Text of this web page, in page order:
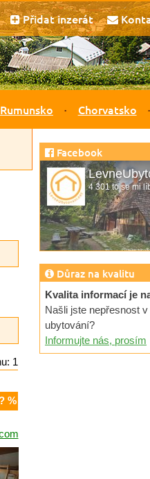
Přidat inzerát
Rumunsko Chorvatsko
1
%
Facebook
4 301 to se mi
Důraz na kvalitu
Kvalita informací je
Našli jste nepřesnost
ubytování?
Informujte nás, prosím